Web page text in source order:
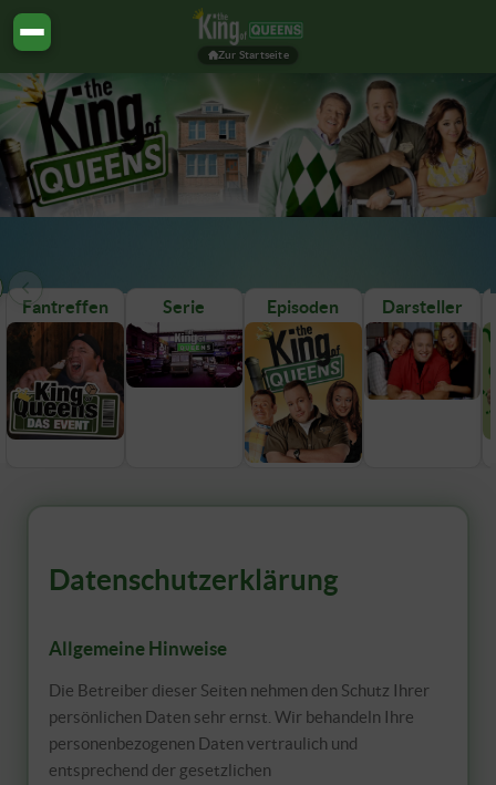
Zur Startseite
Fantreffen Serie Episoden Darsteller
Datenschutzerklärung
Allgemeine Hinweise
Die Betreiber dieser Seiten nehmen den Schutz Ihrer
persönlichen Daten sehr ernst. Wir behandeln Ihre
personenbezogenen Daten vertraulich und
entsprechend der gesetzlichen